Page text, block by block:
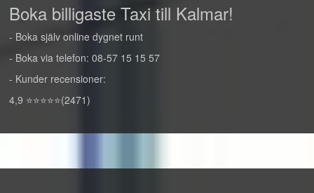
Boka billigaste Taxi till Kalmar!
- Boka själv online dygnet runt
- Boka via telefon: 08-57 15 15 57
- Kunder recensioner:
4,9 ⭐⭐⭐⭐⭐(2471)